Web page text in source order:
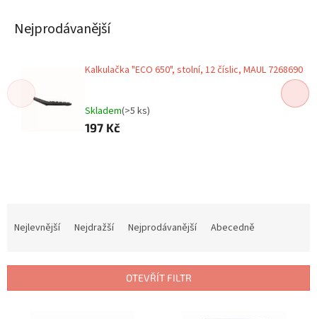
Nejprodávanější
Kalkulačka "ECO 650", stolní, 12 číslic, MAUL 7268690
Skladem(>5 ks)
197 Kč
í
Nejlevnější Nejdražší Nejprodávanější Abecedně
OTEVŘÍT FILTR